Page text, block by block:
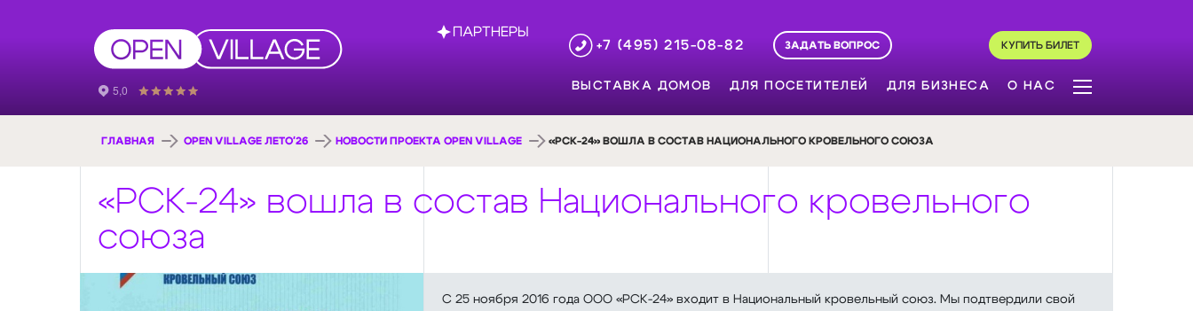
ПАРТНЕРЫ
+7 (495) 215-08-82
ЗАДАТЬ ВОПРОС КУПИТЬ БИЛЕТ
ВЫСТАВКА ДОМОВ ДЛЯ ПОСЕТИТЕЛЕЙ ДЛЯ БИЗНЕСА О НАС
ГЛАВНАЯ OPEN VILLAGE ЛЕТО'26 НОВОСТИ ПРОЕКТА OPEN VILLAGE «РСК-24» ВОШЛА В СОСТАВ НАЦИОНАЛЬНОГО КРОВЕЛЬНОГО СОЮЗА
«РСК-24» вошла в состав Национального кровельного
союза
С 25 ноября 2016 года ООО «РСК-24» входит в Национальный кровельный союз. Мы подтвердили свой